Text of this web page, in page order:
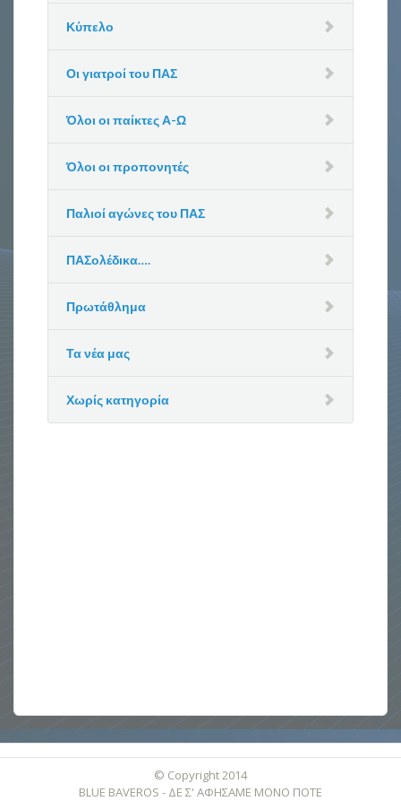
Κύπελο
Οι γιατροί του ΠΑΣ
Όλοι οι παίκτες Α-Ω
Όλοι οι προπονητές
Παλιοί αγώνες του ΠΑΣ
ΠΑΣολέδικα….
Πρωτάθλημα
Τα νέα μας
Χωρίς κατηγορία
© Copyright 2014
BLUE BAVEROS - ΔΕ Σ' ΑΦΗΣΑΜΕ ΜΟΝΟ ΠΟΤΕ